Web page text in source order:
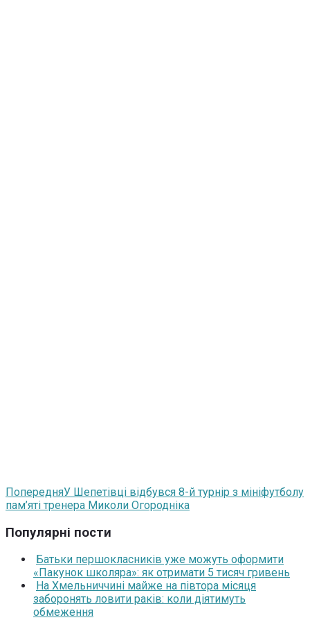
ПопередняУ Шепетівці відбувся 8-й турнір з мініфутболу
пам’яті тренера Миколи Огородніка
Популярні пости
Батьки першокласників уже можуть оформити
«Пакунок школяра»: як отримати 5 тисяч гривень
На Хмельниччині майже на півтора місяця
заборонять ловити раків: коли діятимуть
обмеження